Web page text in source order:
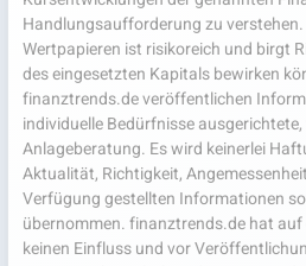
Handlungsaufforderung zu verstehen.
Wertpapieren ist risikoreich und birgt
des eingesetzten Kapitals bewirken
finanztrends.de veröffentlichen
individuelle Bedürfnisse
Anlageberatung. Es wird keinerlei
Aktualität, Richtigkeit,
Verfügung gestellten Informationen
übernommen. finanztrends.de hat
keinen Einfluss und vor